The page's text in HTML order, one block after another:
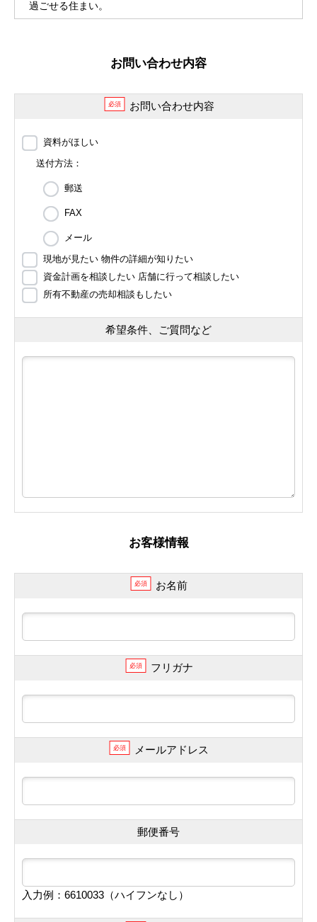
過ごせる住まい。
お問い合わせ内容
必須 お問い合わせ内容
資料がほしい
送付方法：
郵送
FAX
メール
現地が見たい 物件の詳細が知りたい
資金計画を相談したい 店舗に行って相談したい
所有不動産の売却相談もしたい
希望条件、ご質問など
お客様情報
必須 お名前
必須 フリガナ
必須 メールアドレス
郵便番号
入力例：6610033（ハイフンなし）